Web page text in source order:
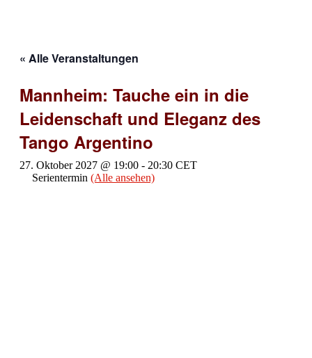
« Alle Veranstaltungen
Mannheim: Tauche ein in die
Leidenschaft und Eleganz des
Tango Argentino
27. Oktober 2027 @ 19:00 - 20:30 CET
Serientermin (Alle ansehen)